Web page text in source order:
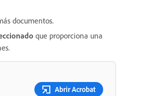
documentos.
que proporciona una
Abrir Acrobat